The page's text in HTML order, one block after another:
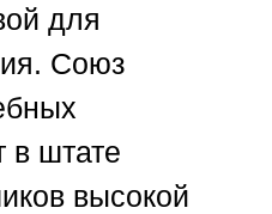
для
Союз
в штате
высокой